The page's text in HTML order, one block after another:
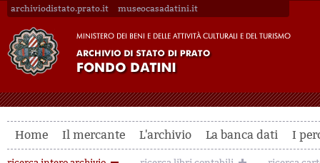
archiviodistato.prato.it museocasadatini.it
Home Il mercante L'archivio La banca dati I